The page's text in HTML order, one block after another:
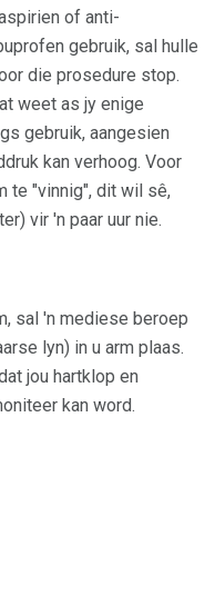
of anti-
gebruik, sal hulle
die prosedure stop.
weet as jy enige
gebruik, aangesien
kan verhoog. Voor
te "vinnig", dit wil sê,
vir 'n paar uur nie.
sal 'n mediese beroep
lyn) in u arm plaas.
jou hartklop en
kan word.